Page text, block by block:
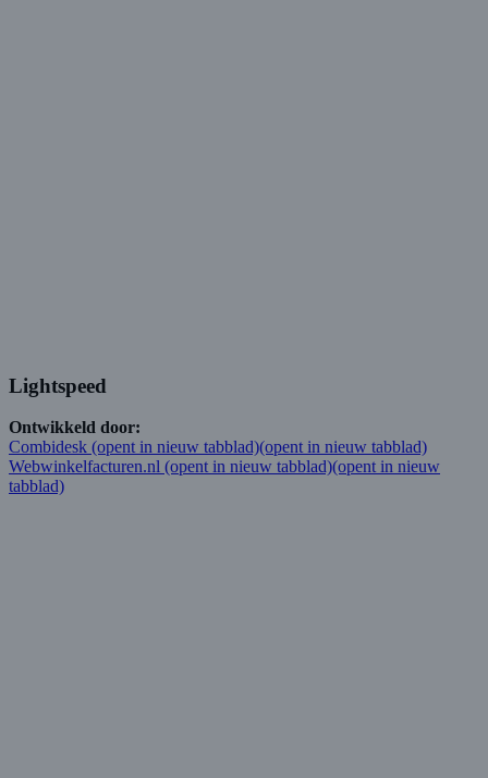
Lightspeed
Ontwikkeld door:
Combidesk (opent in nieuw tabblad)(opent in nieuw tabblad)
Webwinkelfacturen.nl (opent in nieuw tabblad)(opent in nieuw
tabblad)